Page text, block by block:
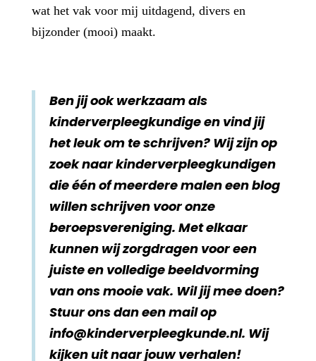
wat het vak voor mij uitdagend, divers en
bijzonder (mooi) maakt.
Ben jij ook werkzaam als
kinderverpleegkundige en vind jij
het leuk om te schrijven? Wij zijn op
zoek naar kinderverpleegkundigen
die één of meerdere malen een blog
willen schrijven voor onze
beroepsvereniging. Met elkaar
kunnen wij zorgdragen voor een
juiste en volledige beeldvorming
van ons mooie vak. Wil jij mee doen?
Stuur ons dan een mail op
info@kinderverpleegkunde.nl. Wij
kijken uit naar jouw verhalen!